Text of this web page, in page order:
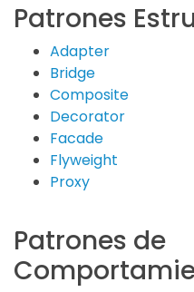
Patrones
Adapter
Bridge
Composite
Decorator
Facade
Flyweight
Proxy
Patrones de